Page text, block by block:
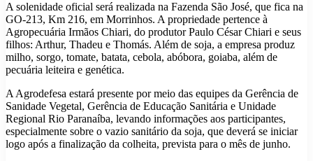
A solenidade oficial será realizada na Fazenda São José, que fica na
GO-213, Km 216, em Morrinhos. A propriedade pertence à
Agropecuária Irmãos Chiari, do produtor Paulo César Chiari e seus
filhos: Arthur, Thadeu e Thomás. Além de soja, a empresa produz
milho, sorgo, tomate, batata, cebola, abóbora, goiaba, além de
pecuária leiteira e genética.
A Agrodefesa estará presente por meio das equipes da Gerência de
Sanidade Vegetal, Gerência de Educação Sanitária e Unidade
Regional Rio Paranaíba, levando informações aos participantes,
especialmente sobre o vazio sanitário da soja, que deverá se iniciar
logo após a finalização da colheita, prevista para o mês de junho.